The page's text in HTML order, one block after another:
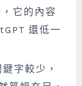
它的內容
還低一
字較少，